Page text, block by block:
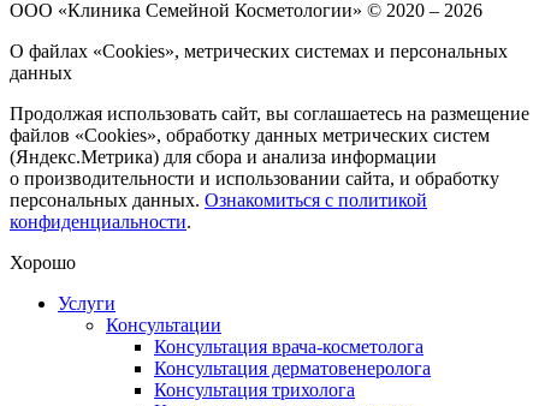
ООО «Клиника Семейной Косметологии» © 2020 – 2026
О файлах «Cookies», метрических системах и персональных
данных
Продолжая использовать сайт, вы соглашаетесь на размещение
файлов «Cookies», обработку данных метрических систем
(Яндекс.Метрика) для сбора и анализа информации
о производительности и использовании сайта, и обработку
персональных данных. Ознакомиться с политикой
конфиденциальности.
Хорошо
Услуги
Консультации
Консультация врача-косметолога
Консультация дерматовенеролога
Консультация трихолога